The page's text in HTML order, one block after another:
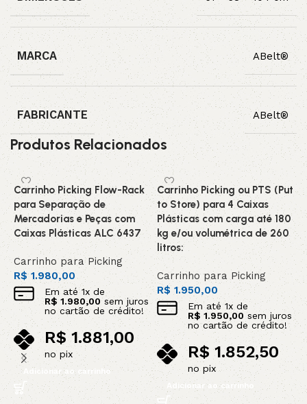
MARCA ABelt®
FABRICANTE ABelt®
Produtos Relacionados
Carrinho Picking Flow-Rack
para Separação de
Mercadorias e Peças com
Caixas Plásticas ALC 6437
Carrinho para Picking
R$1.980,00
Em até1x de
R$ 1.980,00sem juros
no cartão de crédito!
R$ 1.881,00
no pix
Adicionar ao carrinho
Carrinho Picking ou PTS (Put
to Store) para 4 Caixas
Plásticas com carga até 180
kg e/ou volumétrica de 260
litros:
Carrinho para Picking
R$1.950,00
Em até1x de
R$1.950,00 sem juros
no cartão de crédito!
R$ 1.852,50
no pix
Adicionar ao carrinho